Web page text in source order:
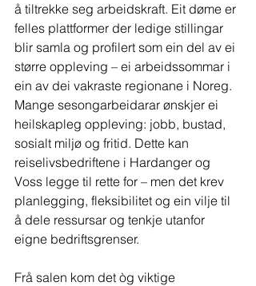
å tiltrekke seg arbeidskraft. Eit døme er
felles plattformer der ledige stillingar
blir samla og profilert som ein del av ei
større oppleving – ei arbeidssommar i
ein av dei vakraste regionane i Noreg.
Mange sesongarbeidarar ønskjer ei
heilskapleg oppleving: jobb, bustad,
sosialt miljø og fritid. Dette kan
reiselivsbedriftene i Hardanger og
Voss legge til rette for – men det krev
planlegging, fleksibilitet og ein vilje til
å dele ressursar og tenkje utanfor
eigne bedriftsgrenser.
Frå salen kom det òg viktige